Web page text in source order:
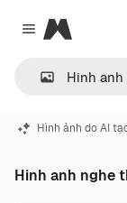
Close menu
Magnific
Hình ảnh do AI
Hinh anh nghe